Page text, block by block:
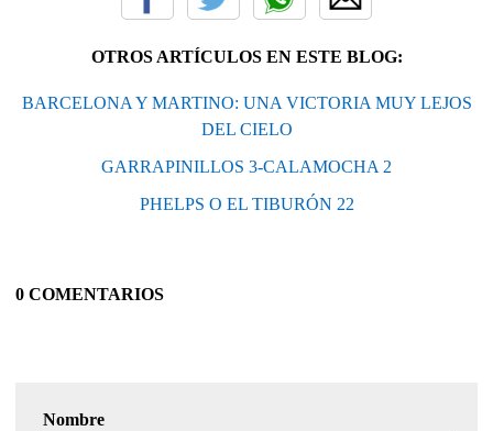
OTROS ARTÍCULOS EN ESTE BLOG:
BARCELONA Y MARTINO: UNA VICTORIA MUY LEJOS
DEL CIELO
GARRAPINILLOS 3-CALAMOCHA 2
PHELPS O EL TIBURÓN 22
0 COMENTARIOS
Nombre